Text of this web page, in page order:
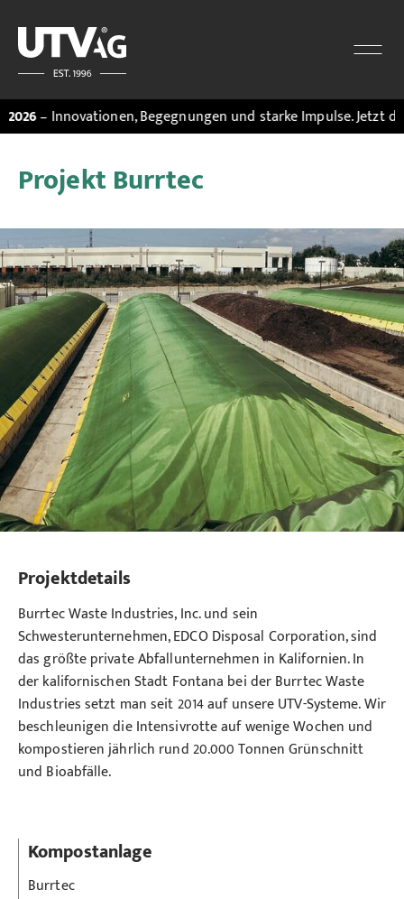
Begegnungen und starke Impulse. Jetzt den
Projekt Burrtec
Projektdetails
Burrtec Waste Industries, Inc. und sein
Schwesterunternehmen, EDCO Disposal Corporation, sind
das größte private Abfallunternehmen in Kalifornien. In
der kalifornischen Stadt Fontana bei der Burrtec Waste
Industries setzt man seit 2014 auf unsere UTV-Systeme. Wir
beschleunigen die Intensivrotte auf wenige Wochen und
kompostieren jährlich rund 20.000 Tonnen Grünschnitt
und Bioabfälle.
Kompostanlage
Burrtec